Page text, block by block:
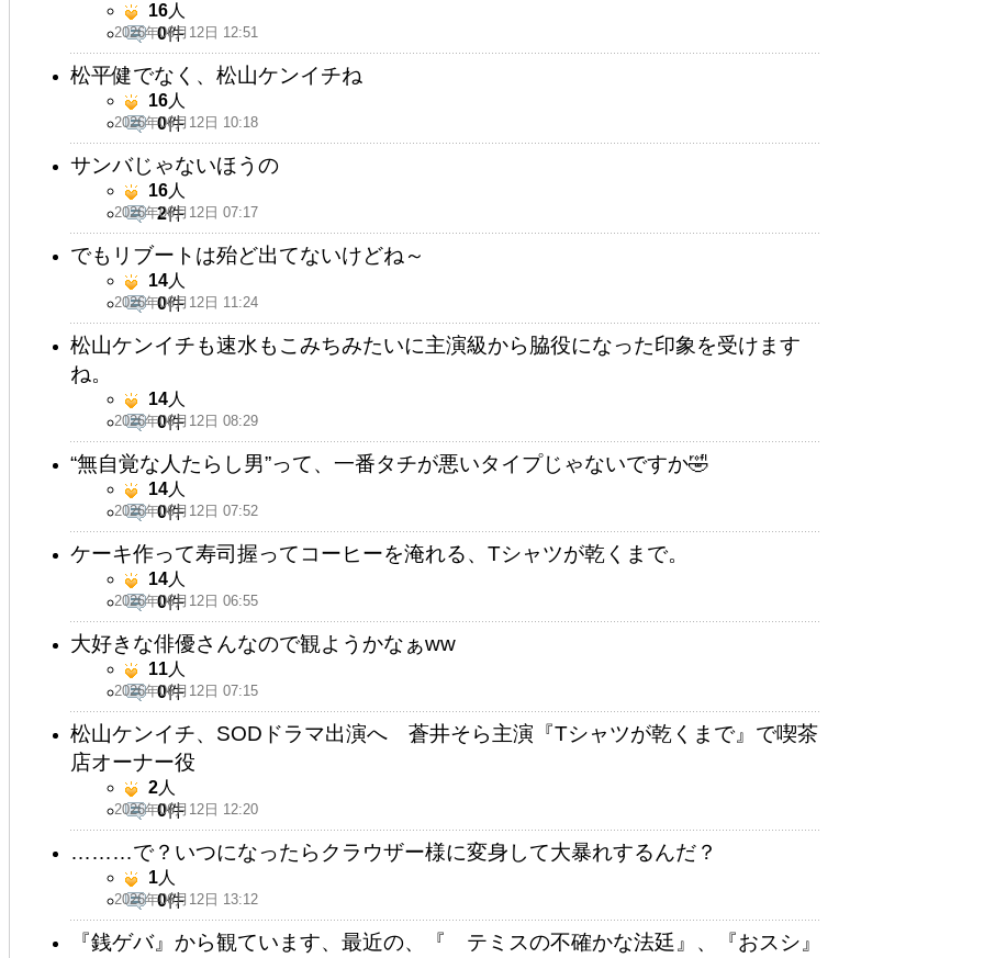
2026年06月12日 12:51
16人
0件
松平健でなく、松山ケンイチね
2026年06月12日 10:18
16人
0件
サンバじゃないほうの
2026年06月12日 07:17
16人
2件
でもリブートは殆ど出てないけどね～
2026年06月12日 11:24
14人
0件
松山ケンイチも速水もこみちみたいに主演級から脇役になった印象を受けます
ね。
2026年06月12日 08:29
14人
0件
“無自覚な人たらし男”って、一番タチが悪いタイプじゃないですか🤣
2026年06月12日 07:52
14人
0件
ケーキ作って寿司握ってコーヒーを淹れる、Tシャツが乾くまで。
2026年06月12日 06:55
14人
0件
大好きな俳優さんなので観ようかなぁww
2026年06月12日 07:15
11人
0件
松山ケンイチ、SODドラマ出演へ 蒼井そら主演『Tシャツが乾くまで』で喫茶
店オーナー役
2026年06月12日 12:20
2人
0件
………で？いつになったらクラウザー様に変身して大暴れするんだ？
2026年06月12日 13:12
1人
0件
『銭ゲバ』から観ています、最近の、『 テミスの不確かな法廷』、『おスシ』